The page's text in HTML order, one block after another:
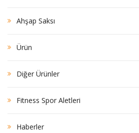
Ahşap Saksı
Ürün
Diğer Ürünler
Fitness Spor Aletleri
Haberler